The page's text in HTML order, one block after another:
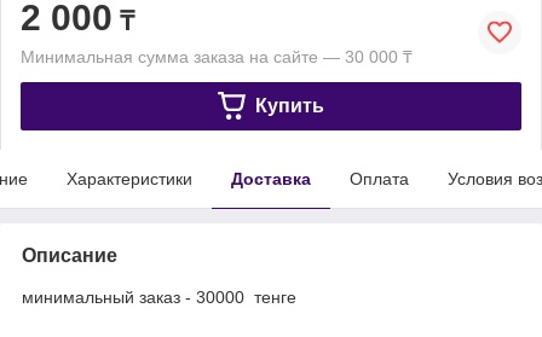
2 000 ₸
Минимальная сумма заказа на сайте — 30 000 ₸
Купить
Характеристики Доставка Оплата Условия
Описание
минимальный заказ - 30000 тенге